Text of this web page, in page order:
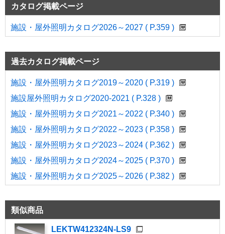
カタログ掲載ページ
施設・屋外照明カタログ2026～2027 ( P.359 )
過去カタログ掲載ページ
施設・屋外照明カタログ2019～2020 ( P.319 )
施設屋外照明カタログ2020-2021 ( P.328 )
施設・屋外照明カタログ2021～2022 ( P.340 )
施設・屋外照明カタログ2022～2023 ( P.358 )
施設・屋外照明カタログ2023～2024 ( P.362 )
施設・屋外照明カタログ2024～2025 ( P.370 )
施設・屋外照明カタログ2025～2026 ( P.382 )
類似商品
LEKTW412324N-LS9